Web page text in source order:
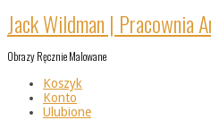
Skip
to
Jack Wildman | Pracownia
Obrazy Ręcznie Malowane
Koszyk
Konto
Ulubione